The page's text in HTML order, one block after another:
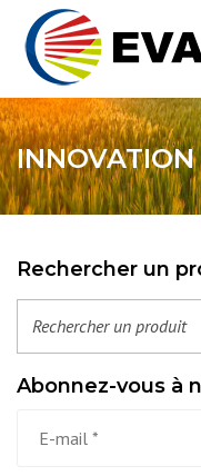
INNOVATION
Rechercher un
Abonnez-vous à